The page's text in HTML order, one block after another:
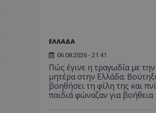
ΕΛΛΑΔΑ
06.08.2026 - 21:41
Πώς έγινε η τραγωδία με
μητέρα στην Ελλάδα:
βοηθήσει τη φίλη της και
παιδιά φώναζαν για βοήθεια